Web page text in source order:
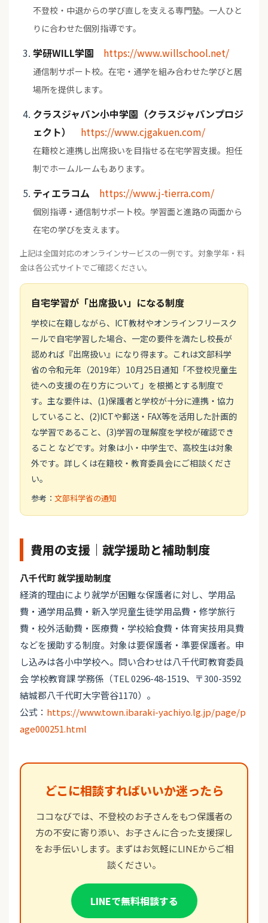
不登校・中退からの学び直しを支える専門塾。一人ひと
りに合わせた個別指導です。
学研WILL学園 https://www.willschool.net/
通信制サポート校。在宅・通学を組み合わせた学びと居
場所を提供します。
クラスジャパン小中学園（クラスジャパンプロジ
ェクト）
https://www.cjgakuen.com/
在籍校と連携し出席扱いを目指せる在宅学習支援。担任
制でホームルームもあります。
ティエラコム https://www.j-tierra.com/
個別指導・通信制サポート校。学習面と進路の両面から
在宅の学びを支えます。
上記は全国対応のオンラインサービスの一例です。対象学年・料
金は各公式サイトでご確認ください。
自宅学習が「出席扱い」になる制度
学校に在籍しながら、ICT教材やオンラインフリースク
ールで自宅学習した場合、一定の要件を満たし校長が
認めれば『出席扱い』になり得ます。これは文部科学
省の令和元年（2019年）10月25日通知「不登校児童生
徒への支援の在り方について」を根拠とする制度で
す。主な要件は、(1)保護者と学校が十分に連携・協力
していること、(2)ICTや郵送・FAX等を活用した計画的
な学習であること、(3)学習の理解度を学校が確認でき
ること などです。対象は小・中学生で、高校生は対象
外です。詳しくは在籍校・教育委員会にご相談くださ
い。
参考： 文部科学省の通知
費用の支援｜就学援助と補助制度
八千代町 就学援助制度
経済的理由により就学が困難な保護者に対し、学用品
費・通学用品費・新入学児童生徒学用品費・修学旅行
費・校外活動費・医療費・学校給食費・体育実技用具費
などを援助する制度。対象は要保護者・準要保護者。申
し込みは各小中学校へ。問い合わせは八千代町教育委員
会 学校教育課 学務係（TEL 0296-48-1519、〒300-3592
結城郡八千代町大字菅谷1170）。
公式： https://www.town.ibaraki-yachiyo.lg.jp/page/p
age000251.html
どこに相談すればいいか迷ったら
ココなびでは、不登校のお子さんをもつ保護者の
方の不安に寄り添い、お子さんに合った支援探し
をお手伝いします。まずはお気軽にLINEからご相
談ください。
LINEで無料相談する